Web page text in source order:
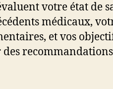
votre état de
médicaux,
et vos